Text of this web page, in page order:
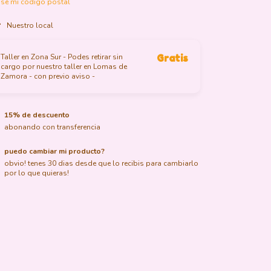
Nuestro local
Taller en Zona Sur - Podes retirar sin
cargo por nuestro taller en Lomas de
Zamora - con previo aviso -
Gratis
15% de descuento
abonando con transferencia
puedo cambiar mi producto?
obvio! tenes 30 dias desde que lo recibis para cambiarlo
por lo que quieras!